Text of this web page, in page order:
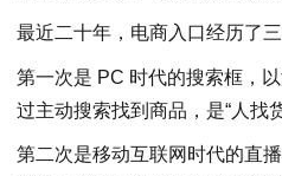
最近二十年，电商入口经历了三
第一次是 PC 时代的搜索框，
过主动搜索找到商品，是“人找
第二次是移动互联网时代的直